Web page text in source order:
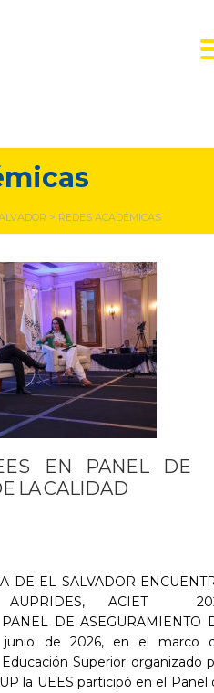
> REDES ACADÉMICAS
EN PANEL DE
LA CALIDAD
DE EL SALVADOR
AUPRIDES, ACIET
DE ASEGURAMIENTO
de 2026, en el marco
Superior organizado
la UEES participó en el Panel